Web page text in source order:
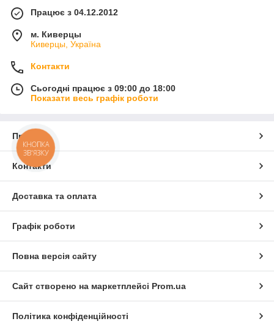
Працює з 04.12.2012
м. Киверцы
Киверцы, Україна
Контакти
Сьогодні працює з 09:00 до 18:00
Показати весь графік роботи
Про нас
Контакти
Доставка та оплата
Графік роботи
Повна версія сайту
Сайт створено на маркетплейсі Prom.ua
Політика конфіденційності
КНОПКА
ЗВ'ЯЗКУ